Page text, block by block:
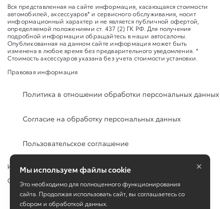
Вся представленная на сайте информация, касающаяся стоимости
автомобилей, аксессуаров* и сервисного обслуживания, носит
информационный характер и не является публичной офертой,
определяемой положениями ст. 437 (2) ГК РФ. Для получения
подробной информации обращайтесь в наши автосалоны.
Опубликованная на данном сайте информация может быть
изменена в любое время без предварительного уведомления. *
Стоимость аксессуаров указана без учета стоимости установки.
Правовая информация
Политика в отношении обработки персональных данных
Согласие на обработку персональных данных
Пользовательское соглашение
Изменить настройку cookies
Сбросить cookie
Мы используем файлы cookie
Это необходимо для полноценного функционирования
сайта. Продолжая использовать сайт, вы соглашаетесь со
сбором и обработкой данных.
×